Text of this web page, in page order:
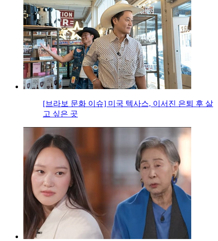
[브라보 문화 이슈] 미국 텍사스, 이서진 은퇴 후 살
고 싶은 곳